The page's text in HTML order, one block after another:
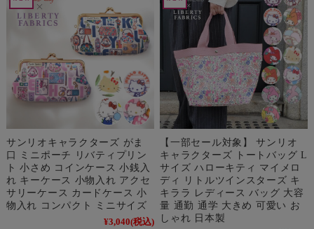
サンリオキャラクターズ がま
口 ミニポーチ リバティプリン
ト 小さめ コインケース 小銭入
れ キーケース 小物入れ アクセ
サリーケース カードケース 小
物入れ コンパクト ミニサイズ
¥3,040(税込)
【一部セール対象】 サンリオ
キャラクターズ トートバッグ L
サイズ ハローキティ マイメロ
ディ リトルツインスターズ キ
キララ レディース バッグ 大容
量 通勤 通学 大きめ 可愛い お
しゃれ 日本製